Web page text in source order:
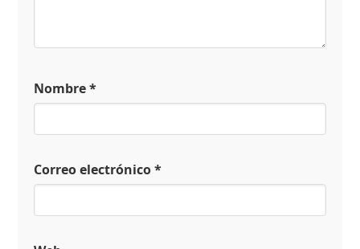
Nombre*
Correo electrónico*